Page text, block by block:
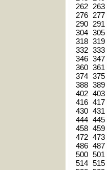
262
263
276
277
290
291
304 305
318 319
332 333
346 347
360 361
374 375
388 389
402 403
416 417
430 431
444 445
458 459
472 473
486 487
500 501
514 515